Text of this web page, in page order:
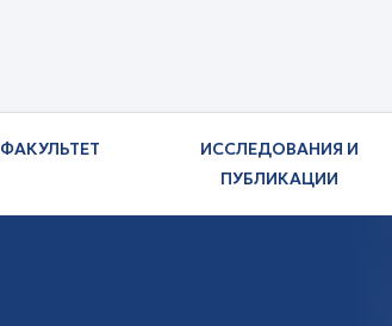
ФАКУЛЬТЕТ
ИССЛЕДОВАНИЯ И
ПУБЛИКАЦИИ